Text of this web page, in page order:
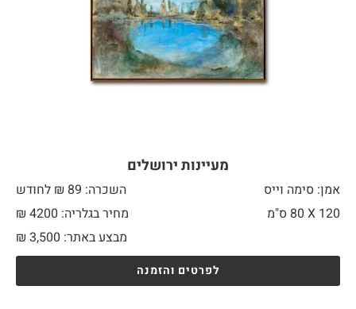
מעיינות ירושלים
אמן: סימה וייס
השכרה: 89 ₪ לחודש
120 X
מחיר בגלריה: 4200 ₪
מבצע באתר:
₪ 3,500
לפרטים והזמנה